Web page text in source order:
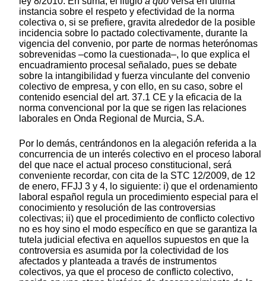
instancia sobre el respeto y efectividad de la norma
colectiva o, si se prefiere, gravita alrededor de la posible
incidencia sobre lo pactado colectivamente, durante la
vigencia del convenio, por parte de normas heterónomas
sobrevenidas –como la cuestionada–, lo que explica el
encuadramiento procesal señalado, pues se debate
sobre la intangibilidad y fuerza vinculante del convenio
colectivo de empresa, y con ello, en su caso, sobre el
contenido esencial del art. 37.1 CE y la eficacia de la
norma convencional por la que se rigen las relaciones
laborales en Onda Regional de Murcia, S.A.
Por lo demás, centrándonos en la alegación referida a la
concurrencia de un interés colectivo en el proceso laboral
del que nace el actual proceso constitucional, será
conveniente recordar, con cita de la STC 12/2009, de 12
de enero, FFJJ 3 y 4, lo siguiente: i) que el ordenamiento
laboral español regula un procedimiento especial para el
conocimiento y resolución de las controversias
colectivas; ii) que el procedimiento de conflicto colectivo
no es hoy sino el modo específico en que se garantiza la
tutela judicial efectiva en aquellos supuestos en que la
controversia es asumida por la colectividad de los
afectados y planteada a través de instrumentos
colectivos, ya que el proceso de conflicto colectivo,